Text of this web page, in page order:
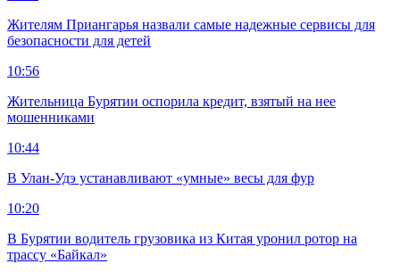
Жителям Приангарья назвали самые надежные сервисы для
безопасности для детей
10:56
Жительница Бурятии оспорила кредит, взятый на нее
мошенниками
10:44
В Улан-Удэ устанавливают «умные» весы для фур
10:20
В Бурятии водитель грузовика из Китая уронил ротор на
трассу «Байкал»